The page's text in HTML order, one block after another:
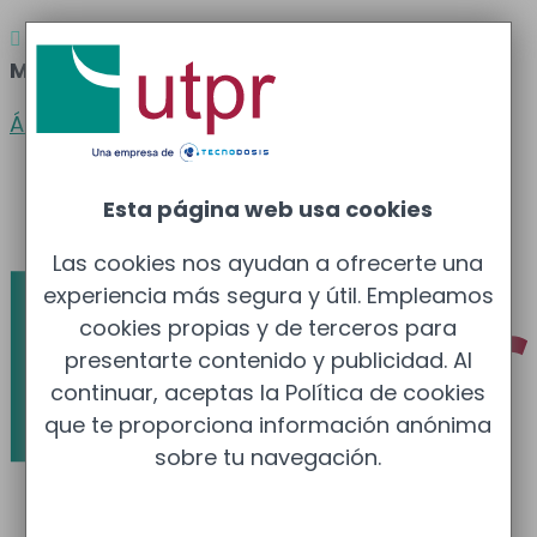
 Atención al cliente
Madrid: 910 211 975
Área clientes
Català
Esta página web usa cookies
Las cookies nos ayudan a ofrecerte una
experiencia más segura y útil. Empleamos
cookies propias y de terceros para
presentarte contenido y publicidad. Al
continuar, aceptas la Política de cookies
que te proporciona información anónima
sobre tu navegación.